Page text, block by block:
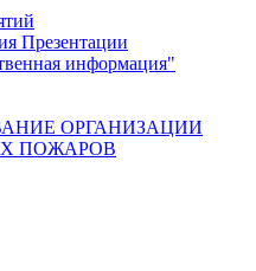
Презентации
информация"
ОРГАНИЗАЦИИ
ПОЖАРОВ